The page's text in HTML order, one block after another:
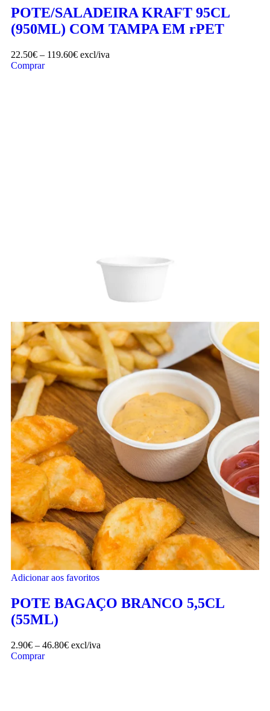
POTE/SALADEIRA KRAFT 95CL
(950ML) COM TAMPA EM rPET
22.50€ – 119.60€ excl/iva
Comprar
Adicionar aos favoritos
POTE BAGAÇO BRANCO 5,5CL
(55ML)
2.90€ – 46.80€ excl/iva
Comprar